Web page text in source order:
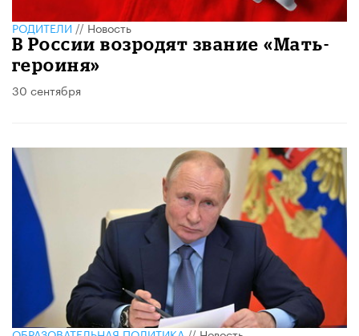
РОДИТЕЛИ//Новость
В России возродят звание «Мать-
героиня»
30 сентября